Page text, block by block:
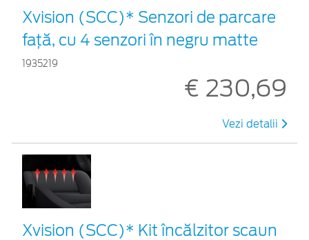
Xvision (SCC)* Senzori de parcare
faţă, cu 4 senzori în negru matte
1935219
€ 230,69
Vezi detalii
Xvision (SCC)* Kit încălzitor scaun